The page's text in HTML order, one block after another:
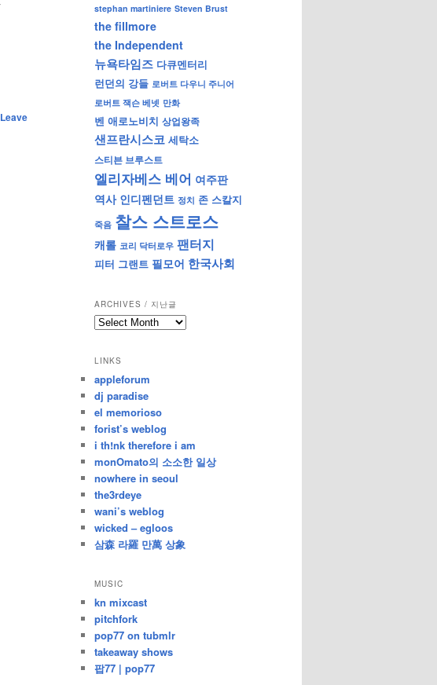
Leave
stephan martiniere Steven Brust
the fillmore
the Independent
뉴욕타임즈 다큐멘터리
런던의 강들 로버트 다우니 주니어
로버트 잭슨 베넷 만화
벤 애로노비치 상업왕족
샌프란시스코 세탁소
스티븐 브루스트
엘리자베스 베어 여주판
역사 인디펜던트 정치 존 스칼지
죽음 찰스 스트로스
캐롤 코리 닥터로우 팬터지
피터 그랜트 필모어 한국사회
ARCHIVES / 지난글
archives
난
글
LINKS
appleforum
dj paradise
el memorioso
forist’s weblog
i th!nk therefore i am
monOmato의 소소한 일상
nowhere in seoul
the3rdeye
wani’s weblog
wicked – egloos
삼森 라羅 만萬 상象
MUSIC
kn mixcast
pitchfork
pop77 on tubmlr
takeaway shows
팝77 | pop77